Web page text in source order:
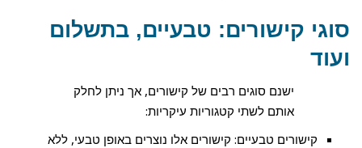
סוגי קישורים: טבעיים, בתשלום
ועוד
ישנם סוגים רבים של קישורים, אך ניתן לחלק
אותם לשתי קטגוריות עיקריות:
קישורים טבעיים: קישורים אלו נוצרים באופן טבעי, ללא